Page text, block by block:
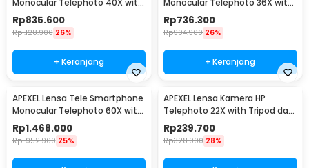
Monocular Telephoto 40X with
Tripod - APL-20-40XCR50
Rp835.600
Rp1.128.900 26%
+ Keranjang
Monocular Telephoto 36X with
Tripod - APL-36XCR50
Rp736.300
Rp994.900 26%
+ Keranjang
APEXEL Lensa Tele Smartphone
Monocular Telephoto 60X with
Tripod - APL-T20-60XJJ029
Rp1.468.000
Rp1.952.900 25%
APEXEL Lensa Kamera HP
Telephoto 22X with Tripod dan
Universal Klip - APL-22XZJ
Rp239.700
Rp328.900 28%